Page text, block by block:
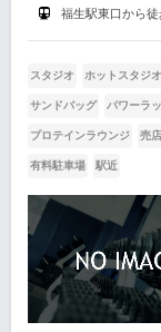
福生駅東口から
スタジオ ホットスタジオ
サンドバッグ パワーラ
プロテインラウンジ 売店
有料駐車場 駅近